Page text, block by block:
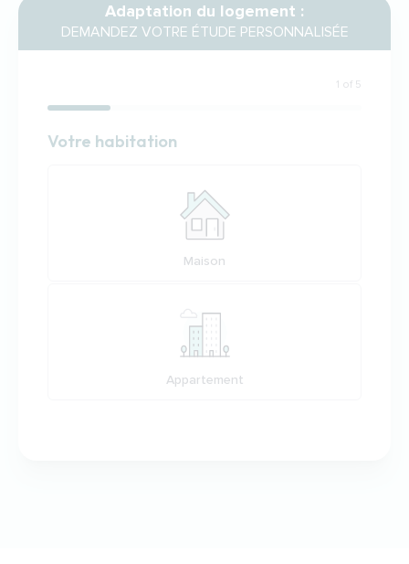
Adaptation du logement :
DEMANDEZ VOTRE ÉTUDE PERSONNALISÉE
1 of 5
Habitation
Votre habitation
Maison
Appartement